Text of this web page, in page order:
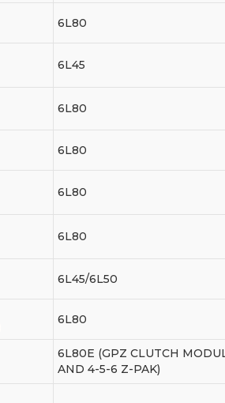
6L80
6L45
6L80
6L80
6L80
6L80
6L45/6L50
6L80
6L80E (GPZ CLUTCH
AND 4-5-6 Z-PAK)